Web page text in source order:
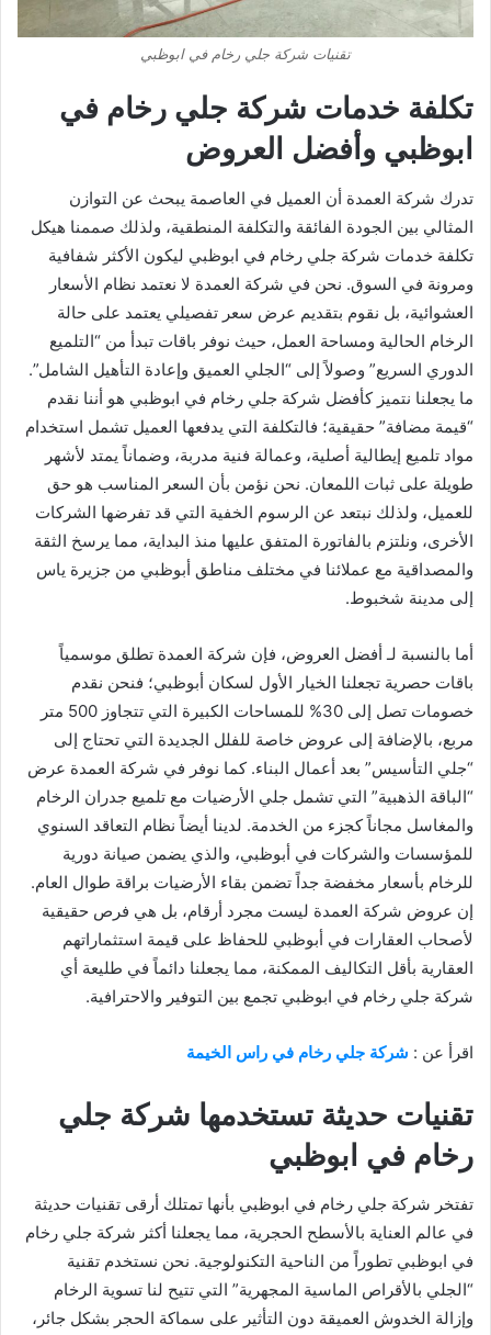
تقنيات شركة جلي رخام في ابوظبي
تكلفة خدمات شركة جلي رخام في
ابوظبي وأفضل العروض
تدرك شركة العمدة أن العميل في العاصمة يبحث عن التوازن
المثالي بين الجودة الفائقة والتكلفة المنطقية، ولذلك صممنا هيكل
تكلفة خدمات شركة جلي رخام في ابوظبي ليكون الأكثر شفافية
ومرونة في السوق. نحن في شركة العمدة لا نعتمد نظام الأسعار
العشوائية، بل نقوم بتقديم عرض سعر تفصيلي يعتمد على حالة
الرخام الحالية ومساحة العمل، حيث نوفر باقات تبدأ من “التلميع
الدوري السريع” وصولاً إلى “الجلي العميق وإعادة التأهيل الشامل”.
ما يجعلنا نتميز كأفضل شركة جلي رخام في ابوظبي هو أننا نقدم
“قيمة مضافة” حقيقية؛ فالتكلفة التي يدفعها العميل تشمل استخدام
مواد تلميع إيطالية أصلية، وعمالة فنية مدربة، وضماناً يمتد لأشهر
طويلة على ثبات اللمعان. نحن نؤمن بأن السعر المناسب هو حق
للعميل، ولذلك نبتعد عن الرسوم الخفية التي قد تفرضها الشركات
الأخرى، ونلتزم بالفاتورة المتفق عليها منذ البداية، مما يرسخ الثقة
والمصداقية مع عملائنا في مختلف مناطق أبوظبي من جزيرة ياس
إلى مدينة شخبوط.
أما بالنسبة لـ أفضل العروض، فإن شركة العمدة تطلق موسمياً
باقات حصرية تجعلنا الخيار الأول لسكان أبوظبي؛ فنحن نقدم
خصومات تصل إلى 30% للمساحات الكبيرة التي تتجاوز 500 متر
مربع، بالإضافة إلى عروض خاصة للفلل الجديدة التي تحتاج إلى
“جلي التأسيس” بعد أعمال البناء. كما نوفر في شركة العمدة عرض
“الباقة الذهبية” التي تشمل جلي الأرضيات مع تلميع جدران الرخام
والمغاسل مجاناً كجزء من الخدمة. لدينا أيضاً نظام التعاقد السنوي
للمؤسسات والشركات في أبوظبي، والذي يضمن صيانة دورية
للرخام بأسعار مخفضة جداً تضمن بقاء الأرضيات براقة طوال العام.
إن عروض شركة العمدة ليست مجرد أرقام، بل هي فرص حقيقية
لأصحاب العقارات في أبوظبي للحفاظ على قيمة استثماراتهم
العقارية بأقل التكاليف الممكنة، مما يجعلنا دائماً في طليعة أي
شركة جلي رخام في ابوظبي تجمع بين التوفير والاحترافية.
اقرأ عن : شركة جلي رخام في راس الخيمة
تقنيات حديثة تستخدمها شركة جلي
رخام في ابوظبي
تفتخر شركة جلي رخام في ابوظبي بأنها تمتلك أرقى تقنيات حديثة
في عالم العناية بالأسطح الحجرية، مما يجعلنا أكثر شركة جلي رخام
في ابوظبي تطوراً من الناحية التكنولوجية. نحن نستخدم تقنية
“الجلي بالأقراص الماسية المجهرية” التي تتيح لنا تسوية الرخام
وإزالة الخدوش العميقة دون التأثير على سماكة الحجر بشكل جائر،